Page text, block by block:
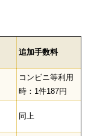
追加手数料
コンビニ等利用
時：1件187円
同上